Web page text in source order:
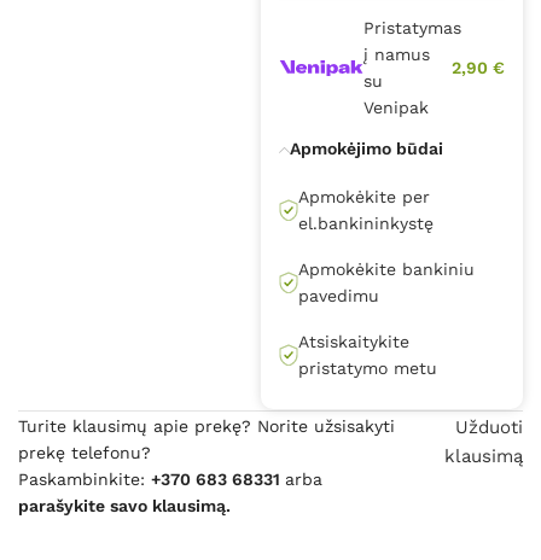
Pristatymas
į namus
su
Venipak
2,90 €
Apmokėjimo būdai
Apmokėkite per
el.bankininkystę
Apmokėkite bankiniu
pavedimu
Atsiskaitykite
pristatymo metu
Turite klausimų apie prekę? Norite užsisakyti
prekę telefonu?
Paskambinkite: +370 683 68331 arba
parašykite savo klausimą.
Užduoti
klausimą